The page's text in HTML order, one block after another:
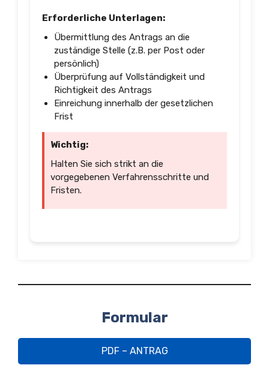
Erforderliche Unterlagen:
Übermittlung des Antrags an die
zuständige Stelle (z.B. per Post oder
persönlich)
Überprüfung auf Vollständigkeit und
Richtigkeit des Antrags
Einreichung innerhalb der gesetzlichen
Frist
Wichtig:
Halten Sie sich strikt an die
vorgegebenen Verfahrensschritte und
Fristen.
Formular
PDF – ANTRAG